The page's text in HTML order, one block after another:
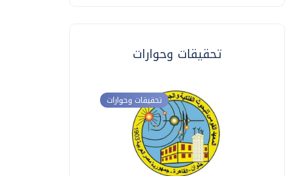
تحقيقات وحوارات
تحقيقات وحوارات